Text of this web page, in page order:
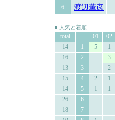
6 渡辺薫彦
■ 人気と着順
total 01 02
14
1 5 1
16
2 3
13
3 2
15
4 2 1
14
5 1 1
26
6
18
7